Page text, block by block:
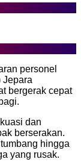
personel
Jepara
bergerak cepat
dan
berserakan.
hingga
yang rusak.